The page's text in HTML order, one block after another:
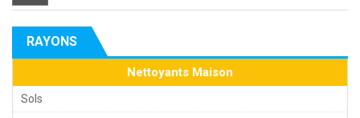
DT
RAYONS
Nettoyants Maison
Sols